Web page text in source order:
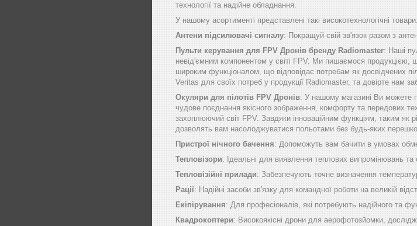
технології та надійне обладнання.
У нашому асортименті представлені такі високотехнологічні товари:
Антени підсилювачі сигналу: Покращуй свій зв'язок разом з
Пульти керування для FPV Дронів бренду Radiomaster: Наші
невід'ємним компонентом у світі FPV. Ми пишаємося продукцією,
широким функціоналом, що відповідає потребам як досвідчених
Veritas для своїх потреб у продукції Radiomaster, та довірте нам
Окуляри для пілотів FPV Дронів: У нашому магазині Ви можете
чудове поєднання якісного зображення, комфорту та передових
захоплюючий світ FPV. Завдяки інноваційним функціям, таким як
дозволять вам насолоджуватися польотами без будь-яких
Пристрої нічного бачення: Допоможуть вам бачити в умовах
Тепловізори: Ідеальні для виявлення теплових випромінювань
Тепловізійні прилади: Забезпечують точне визначення
Рації: Надійні засоби зв'язку для командної роботи на великій
Екіпірування: Для професіоналів, які потребують надійного та
Квадрокоптери: Високоякісні дрони для аерофотозйомки,